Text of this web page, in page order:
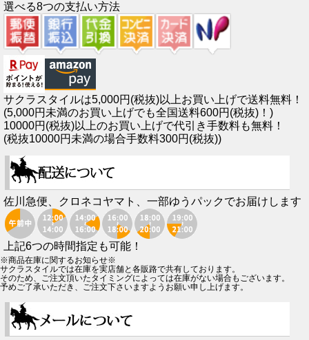
選べる8つの支払い方法
サクラスタイルは5,000円(税抜)以上お買い上げで送料無料！
(5,000円未満のお買い上げでも全国送料600円(税抜)！)
10000円(税抜)以上のお買い上げで代引き手数料も無料！
(税抜10000円未満の場合手数料300円(税抜))
佐川急便、クロネコヤマト、一部ゆうパックでお届けします
上記6つの時間指定も可能！
※商品在庫に関するお知らせ※
サクラスタイルでは在庫を実店舗と各販路で共有しております。
そのため、ご注文頂いたタイミングによっては在庫がない場合もございます。
予めご了承いただき、ご注文下さいますようお願い申し上げます。